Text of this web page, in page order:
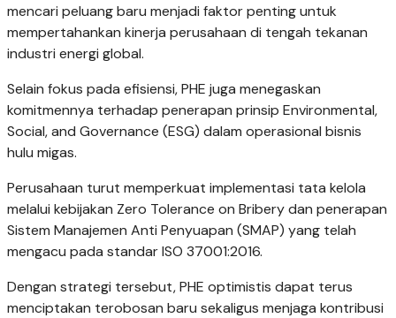
mencari peluang baru menjadi faktor penting untuk
mempertahankan kinerja perusahaan di tengah tekanan
industri energi global.
Selain fokus pada efisiensi, PHE juga menegaskan
komitmennya terhadap penerapan prinsip Environmental,
Social, and Governance (ESG) dalam operasional bisnis
hulu migas.
Perusahaan turut memperkuat implementasi tata kelola
melalui kebijakan Zero Tolerance on Bribery dan penerapan
Sistem Manajemen Anti Penyuapan (SMAP) yang telah
mengacu pada standar ISO 37001:2016.
Dengan strategi tersebut, PHE optimistis dapat terus
menciptakan terobosan baru sekaligus menjaga kontribusi